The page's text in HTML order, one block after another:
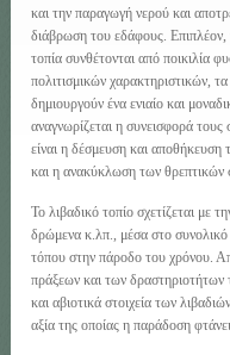
και την παραγωγή νερού και
διάβρωση του εδάφους. Επιπλέον,
τοπία συνθέτονται από ποικιλία
πολιτισμικών χαρακτηριστικών,
δημιουργούν ένα ενιαίο και
αναγνωρίζεται η συνεισφορά
είναι η δέσμευση και αποθήκευση
και η ανακύκλωση των θρεπτικών
Το λιβαδικό τοπίο σχετίζεται με
δρώμενα κ.λπ., μέσα στο συνολικό
τόπου στην πάροδο του χρόνου.
πράξεων και των δραστηριοτήτων
και αβιοτικά στοιχεία των
αξία της οποίας η παράδοση